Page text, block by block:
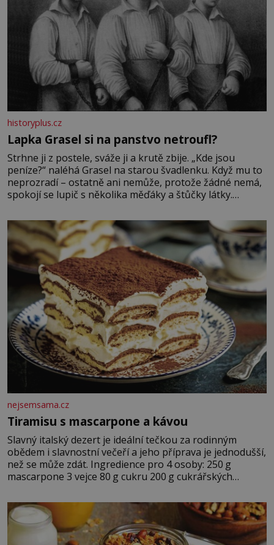
historyplus.cz
Lapka Grasel si na panstvo netroufl?
Strhne ji z postele, sváže ji a krutě zbije. „Kde jsou
peníze?“ naléhá Grasel na starou švadlenku. Když mu to
neprozradí – ostatně ani nemůže, protože žádné nemá,
spokojí se lupič s několika měďáky a štůčky látky.
krutý. Jeho činy budí hrůzu ještě dlouho po jeho smrti
nejsemsama.cz
Tiramisu s mascarpone a kávou
Slavný italský dezert je ideální tečkou za rodinným
obědem i slavnostní večeří a jeho příprava je jednodušší,
než se může zdát. Ingredience pro 4 osoby: 250 g
mascarpone 3 vejce 80 g cukru 200 g cukrářských
posypání Postup: Oddělte žloutky od bílků. Žloutky
vyšlehejte s cukrem do světlé pěny a postupně do nich
vmíchejte mascarpone, aby vznikl hladký